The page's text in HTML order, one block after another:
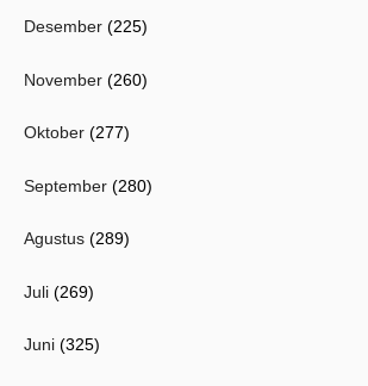
Desember (225)
November (260)
Oktober (277)
September (280)
Agustus (289)
Juli (269)
Juni (325)